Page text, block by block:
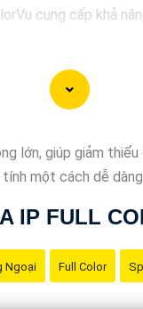
cung cấp khả
lớn, giúp giảm
một cách dễ
IP FULL
Ngoại Full Color